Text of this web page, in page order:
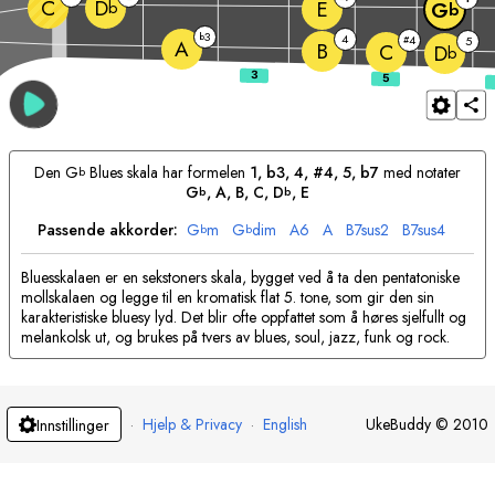
A b3 B 4 C #4 Db 5
C Db E Gb
Den Gb Blues skala har formelen 1, b3, 4, #4, 5, b7 med notater
Gb, A, B, C, Db, E
Passende akkorder: Gbm Gbdim A6 A B7sus2 B7sus4
Bluesskalaen er en sekstoners skala, bygget ved å ta den pentatoniske
mollskalaen og legge til en kromatisk flat 5. tone, som gir den sin
karakteristiske bluesy lyd. Det blir ofte oppfattet som å høres sjelfullt og
melankolsk ut, og brukes på tvers av blues, soul, jazz, funk og rock.
Innstillinger · Hjelp & Privacy · English UkeBuddy © 2010